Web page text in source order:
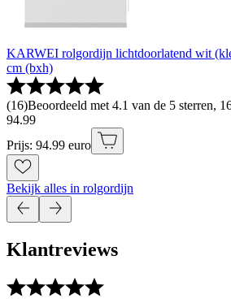
KARWEI rolgordijn lichtdoorlatend wit
cm (bxh)
(16)Beoordeeld met 4.1 van de 5 sterren,
94.99
Prijs: 94.99 euro
Bekijk alles in rolgordijn
Klantreviews